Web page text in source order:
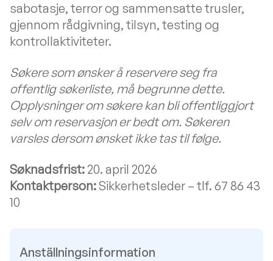
sabotasje, terror og sammensatte trusler,
gjennom rådgivning, tilsyn, testing og
kontrollaktiviteter.
Søkere som ønsker å reservere seg fra
offentlig søkerliste, må begrunne dette.
Opplysninger om søkere kan bli offentliggjort
selv om reservasjon er bedt om. Søkeren
varsles dersom ønsket ikke tas til følge.
Søknadsfrist:20. april 2026
Kontaktperson:Sikkerhetsleder – tlf. 67 86 43
10
Anställningsinformation